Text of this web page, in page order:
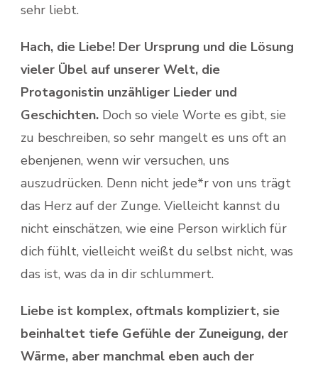
sehr liebt.
Hach, die Liebe! Der Ursprung und die Lösung
vieler Übel auf unserer Welt, die
Protagonistin unzähliger Lieder und
Geschichten. Doch so viele Worte es gibt, sie
zu beschreiben, so sehr mangelt es uns oft an
ebenjenen, wenn wir versuchen, uns
auszudrücken. Denn nicht jede*r von uns trägt
das Herz auf der Zunge. Vielleicht kannst du
nicht einschätzen, wie eine Person wirklich für
dich fühlt, vielleicht weißt du selbst nicht, was
das ist, was da in dir schlummert.
Liebe ist komplex, oftmals kompliziert, sie
beinhaltet tiefe Gefühle der Zuneigung, der
Wärme, aber manchmal eben auch der